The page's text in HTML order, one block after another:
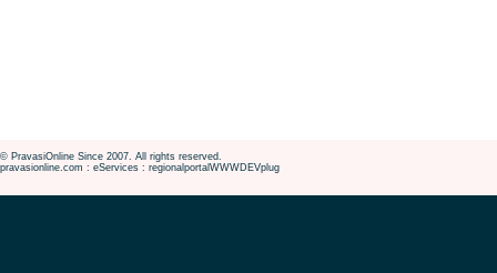
© PravasiOnline Since 2007. All rights reserved.
pravasionline.com : eServices : regionalportalWWWDEVplug